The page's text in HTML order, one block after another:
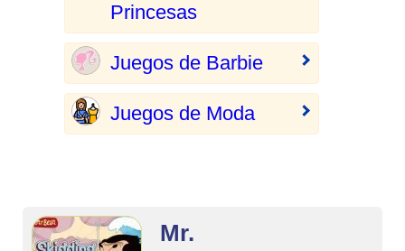
Princesas
Juegos de Barbie
Juegos de Moda
Mr.